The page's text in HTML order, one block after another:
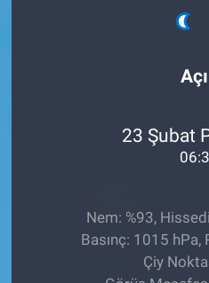
23 Şubat
Nem: %93,
Basınç: 1015
Çiy